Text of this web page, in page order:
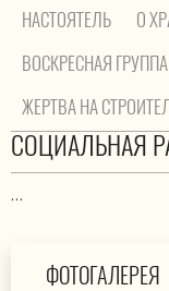
НАСТОЯТЕЛЬ О
ВОСКРЕСНАЯ ГРУППА
ЖЕРТВА НА
На главную /
СОЦИАЛЬНАЯ
...
ФОТОГАЛЕРЕЯ